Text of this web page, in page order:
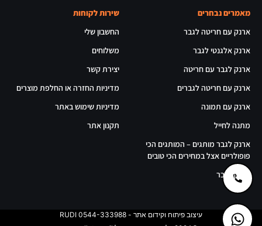
מאמרים נבחרים
ארנק עם חריטה לגבר
ארנק אלגנטי לגבר
ארנק לגבר עם חריטה
ארנק עם חריטה לגברים
ארנק עם תמונה
מתנה לחייל
ארנק לגבר מותגים – המותגים הכי
פופולריים אצל במחירים הכי טובים
ארנק לגבר
שירות לקוחות
החשבון שלי
משלוחים
יצירת קשר
מדיניות החזרה או החלפת מוצרים
מדיניות שימוש באתר
תקנון אתר
עיצוב פיתוח וקידום אתר - RUDI 0544-333988